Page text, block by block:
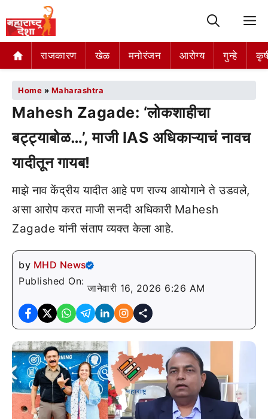
राजकारण खेळ मनोरंजन आरोग्य गुन्हे
Home » Maharashtra
Mahesh Zagade: ‘लोकशाहीचा
बट्ट्याबोळ…’, माजी IAS अधिकाऱ्याचं नावच
यादीतून गायब!
माझे नाव केंद्रीय यादीत आहे पण राज्य आयोगाने ते उडवले,
असा आरोप करत माजी सनदी अधिकारी Mahesh
Zagade यांनी संताप व्यक्त केला आहे.
by MHD News
Published On:
जानेवारी 16, 2026 6:26 AM